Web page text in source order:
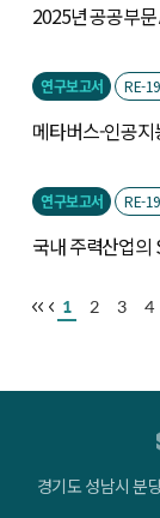
2025년 공공부
연구보고서 RE-
메타버스-인공지
연구보고서 RE-
국내 주력산업의
1 2 3 4
경기도 성남시 분